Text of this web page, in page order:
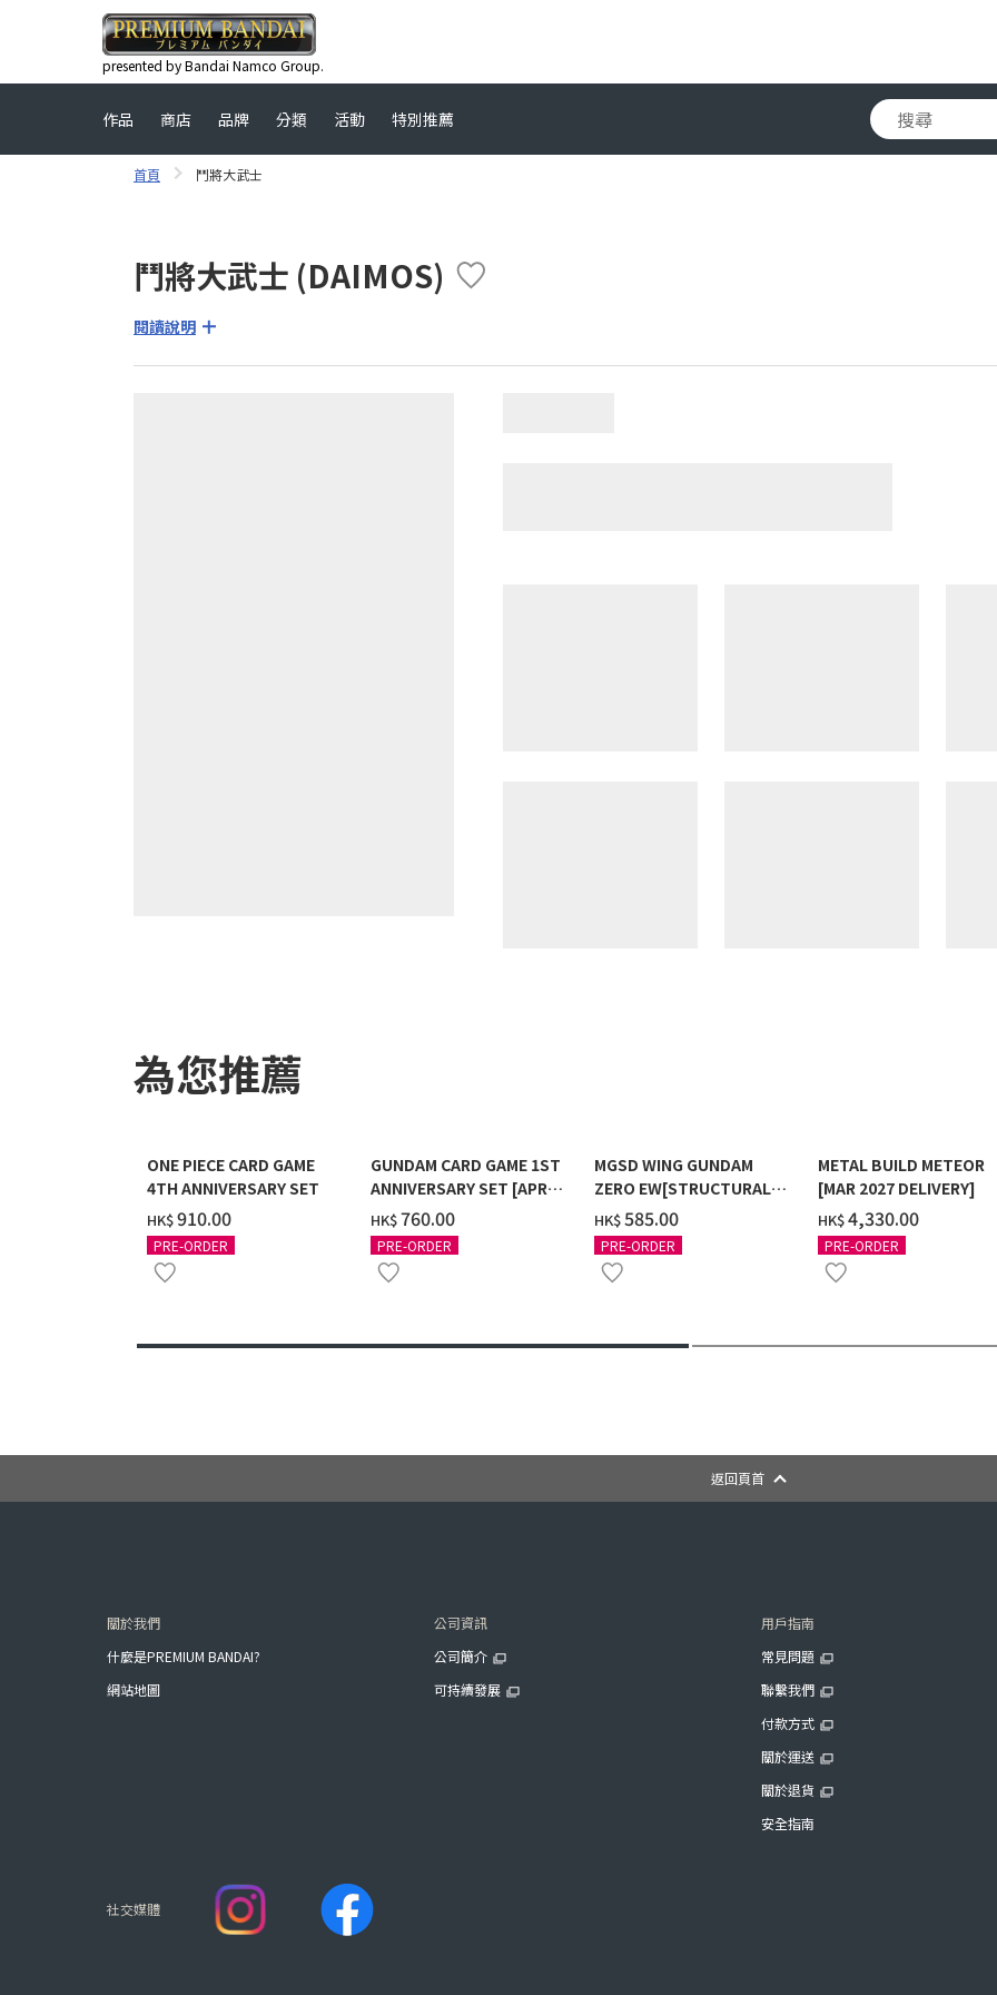
presented by Bandai Namco Group.
作品 商店 品牌 分類 活動 特別推薦
首頁 鬥將大武士
鬥將大武士 (DAIMOS)
閱讀說明
為您推薦
ONE PIECE CARD GAME
4TH ANNIVERSARY SET
HK$‌910.00
PRE-ORDER
GUNDAM CARD GAME 1ST
ANNIVERSARY SET [APR
2027 DELIVERY]
HK$‌760.00
PRE-ORDER
MGSD WING GUNDAM
ZERO EW[STRUCTURAL
COATING/BLACK] [2026年
12月發送]
HK$‌585.00
PRE-ORDER
METAL BUILD METEOR
[MAR 2027 DELIVERY]
HK$‌4,330.00
PRE-ORDER
返回頁首
關於我們
什麼是PREMIUM BANDAI?
網站地圖
公司資訊
公司簡介
可持續發展
用戶指南
常見問題
聯繫我們
付款方式
關於運送
關於退貨
安全指南
社交媒體